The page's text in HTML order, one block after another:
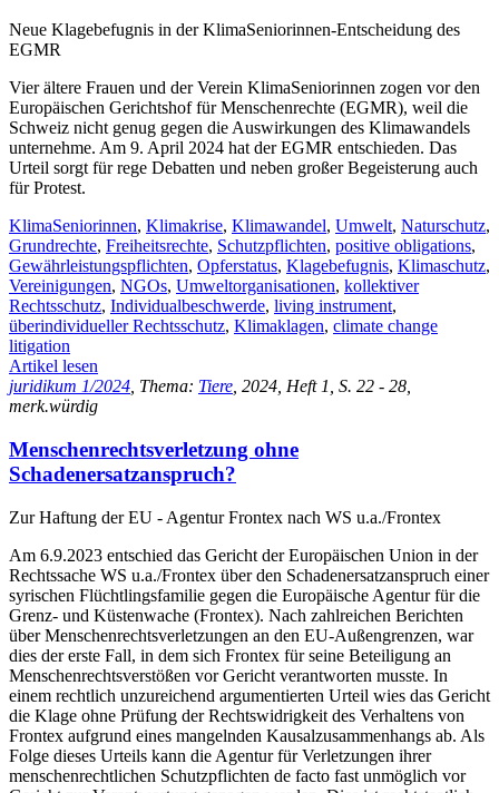
Neue Klagebefugnis in der KlimaSeniorinnen-Entscheidung des
EGMR
Vier ältere Frauen und der Verein KlimaSeniorinnen zogen vor den
Europäischen Gerichtshof für Menschenrechte (EGMR), weil die
Schweiz nicht genug gegen die Auswirkungen des Klimawandels
unternehme. Am 9. April 2024 hat der EGMR entschieden. Das
Urteil sorgt für rege Debatten und neben großer Begeisterung auch
für Protest.
KlimaSeniorinnen, Klimakrise, Klimawandel, Umwelt, Naturschutz,
Grundrechte, Freiheitsrechte, Schutzpflichten, positive obligations,
Gewährleistungspflichten, Opferstatus, Klagebefugnis, Klimaschutz,
Vereinigungen, NGOs, Umweltorganisationen, kollektiver
Rechtsschutz, Individualbeschwerde, living instrument,
überindividueller Rechtsschutz, Klimaklagen, climate change
litigation
Artikel lesen
juridikum 1/2024 , Thema: Tiere , 2024, Heft 1, S. 22 - 28,
merk.würdig
Menschenrechtsverletzung ohne
Schadenersatzanspruch?
Zur Haftung der EU - Agentur Frontex nach WS u.a./Frontex
Am 6.9.2023 entschied das Gericht der Europäischen Union in der
Rechtssache WS u.a./Frontex über den Schadenersatzanspruch einer
syrischen Flüchtlingsfamilie gegen die Europäische Agentur für die
Grenz- und Küstenwache (Frontex). Nach zahlreichen Berichten
über Menschenrechtsverletzungen an den EU-Außengrenzen, war
dies der erste Fall, in dem sich Frontex für seine Beteiligung an
Menschenrechtsverstößen vor Gericht verantworten musste. In
einem rechtlich unzureichend argumentierten Urteil wies das Gericht
die Klage ohne Prüfung der Rechtswidrigkeit des Verhaltens von
Frontex aufgrund eines mangelnden Kausalzusammenhangs ab. Als
Folge dieses Urteils kann die Agentur für Verletzungen ihrer
menschenrechtlichen Schutzpflichten de facto fast unmöglich vor